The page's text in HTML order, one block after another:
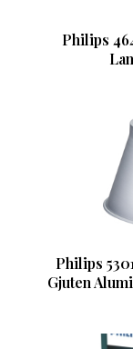
Philips
Philips
Gjuten